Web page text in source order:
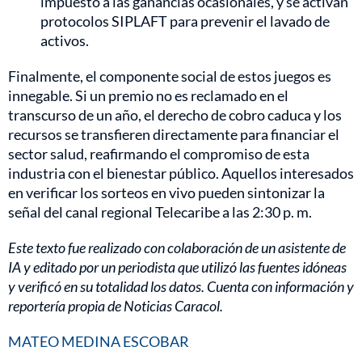
protocolos SIPLAFT para prevenir el lavado de
activos.
Finalmente, el componente social de estos juegos es
innegable. Si un premio no es reclamado en el
transcurso de un año, el derecho de cobro caduca y los
recursos se transfieren directamente para financiar el
sector salud, reafirmando el compromiso de esta
industria con el bienestar público. Aquellos interesados
en verificar los sorteos en vivo pueden sintonizar la
señal del canal regional Telecaribe a las 2:30 p. m.
Este texto fue realizado con colaboración de un asistente de
IA y editado por un periodista que utilizó las fuentes idóneas
y verificó en su totalidad los datos. Cuenta con información y
reportería propia de Noticias Caracol.
MATEO MEDINA ESCOBAR